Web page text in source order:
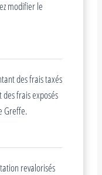
modifier le
des frais taxés
frais exposés
Greffe.
revalorisés